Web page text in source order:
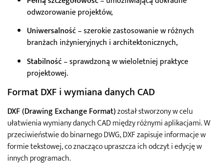
odwzorowanie projektów,
Uniwersalność– szerokie zastosowanie w różnych
branżach inżynieryjnych i architektonicznych,
Stabilność– sprawdzoną w wieloletniej praktyce
projektowej.
Format DXF i wymiana danych CAD
DXF (Drawing Exchange Format)został stworzony w celu
ułatwienia wymiany danych CAD między różnymi aplikacjami. W
przeciwieństwie do binarnego DWG, DXF zapisuje informacje w
formie tekstowej, co znacząco upraszcza ich odczyt i edycję w
innych programach.